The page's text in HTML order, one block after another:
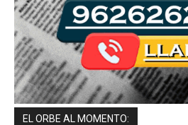
EL ORBE AL MOMENTO: